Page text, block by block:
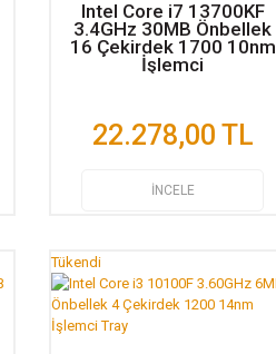
Intel Core i7 13700KF
3.4GHz 30MB Önbellek
16 Çekirdek 1700 10nm
İşlemci
22.278,00 TL
İNCELE
Tükendi